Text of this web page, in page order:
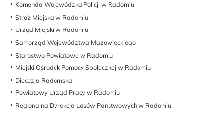
Komenda Wojewódzka Policji w Radomiu
Straż Miejska w Radomiu
Urząd Miejski w Radomiu
Samorząd Województwa Mazowieckiego
Starostwo Powiatowe w Radomiu
Miejski Ośrodek Pomocy Społecznej w Radomiu
Diecezja Radomska
Powiatowy Urząd Pracy w Radomiu
Regionalna Dyrekcja Lasów Państwowych w Radomiu